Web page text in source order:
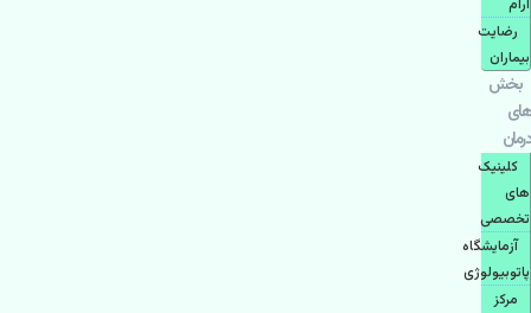
آرام
رضایت
بیماران
بخش
های
درمان
کلینیک
های
تخصصی
آزمایشگاه
پاتوبیولوژی
مرکز